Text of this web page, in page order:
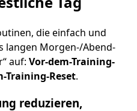
die einfach und
langen Morgen-/Abend-
auf: Vor-dem-Training-
Training-Reset.
reduzieren,